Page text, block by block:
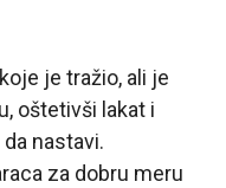
je tražio, ali je
oštetivši lakat i
nastavi.
za dobru meru